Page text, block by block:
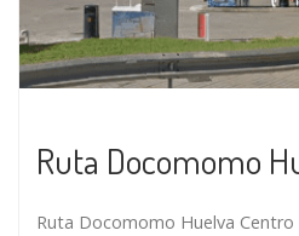
Ruta Docomomo
Ruta Docomomo Huelva